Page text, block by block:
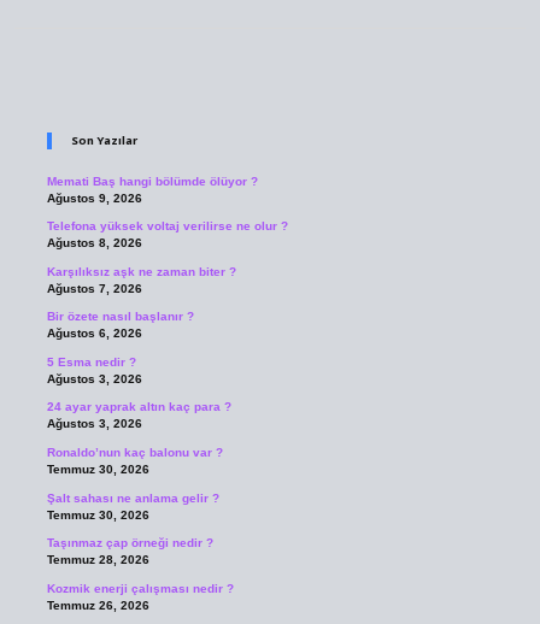
Son Yazılar
Memati Baş hangi bölümde ölüyor ?
Ağustos 9, 2026
Telefona yüksek voltaj verilirse ne olur ?
Ağustos 8, 2026
Karşılıksız aşk ne zaman biter ?
Ağustos 7, 2026
Bir özete nasıl başlanır ?
Ağustos 6, 2026
5 Esma nedir ?
Ağustos 3, 2026
24 ayar yaprak altın kaç para ?
Ağustos 3, 2026
Ronaldo’nun kaç balonu var ?
Temmuz 30, 2026
Şalt sahası ne anlama gelir ?
Temmuz 30, 2026
Taşınmaz çap örneği nedir ?
Temmuz 28, 2026
Kozmik enerji çalışması nedir ?
Temmuz 26, 2026